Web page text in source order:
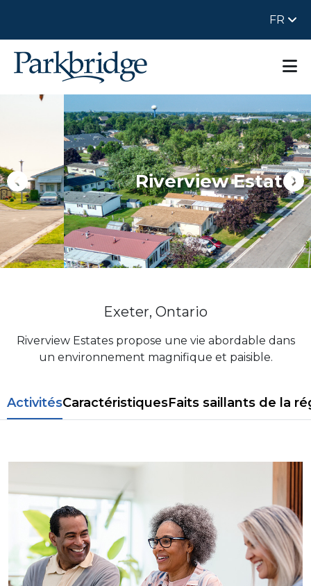
FR
Riverview Estates
Exeter, Ontario
Riverview Estates propose une vie abordable dans
un environnement magnifique et paisible.
ActivitésCaractéristiquesFaits saillants de la